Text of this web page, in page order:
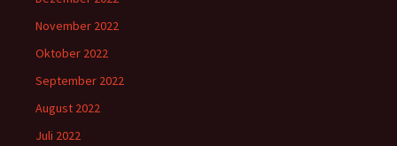
November 2022
Oktober 2022
September 2022
August 2022
Juli 2022